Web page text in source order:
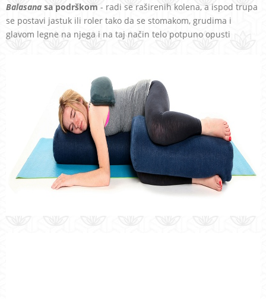
Balasana sa podrškom - radi se raširenih kolena, a ispod trupa
se postavi jastuk ili roler tako da se stomakom, grudima i
glavom legne na njega i na taj način telo potpuno opusti